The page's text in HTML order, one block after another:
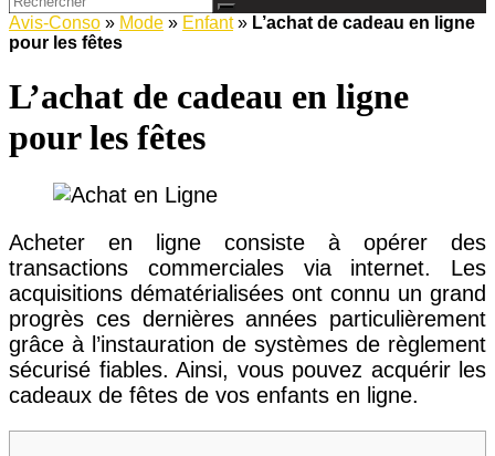
Avis-Conso » Mode » Enfant» L’achat de cadeau en ligne
pour les fêtes
L’achat de cadeau en ligne
pour les fêtes
Acheter en ligne consiste à opérer des
transactions commerciales via internet. Les
acquisitions dématérialisées ont connu un grand
progrès ces dernières années particulièrement
grâce à l’instauration de systèmes de règlement
sécurisé fiables. Ainsi, vous pouvez acquérir les
cadeaux de fêtes de vos enfants en ligne.